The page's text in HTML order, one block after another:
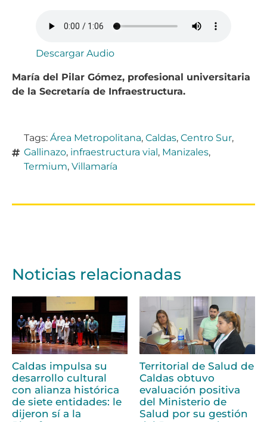
Descargar Audio
María del Pilar Gómez, profesional universitaria
de la Secretaría de Infraestructura.
Tags: Área Metropolitana, Caldas, Centro Sur,
Gallinazo, infraestructura vial, Manizales,
Termium, Villamaría
Noticias relacionadas
Caldas impulsa su
desarrollo cultural
con alianza histórica
de siete entidades: le
dijeron sí a la
Territorial de Salud de
Caldas obtuvo
evaluación positiva
del Ministerio de
Salud por su gestión